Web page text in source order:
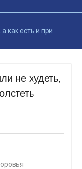
как есть и при
не худеть,